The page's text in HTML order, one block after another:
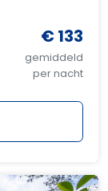
€ 133
gemiddeld
per nacht